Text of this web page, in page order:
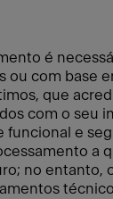
é
ou com base
que
com o seu
funcional e
a
no entanto,